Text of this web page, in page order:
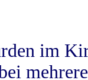
im